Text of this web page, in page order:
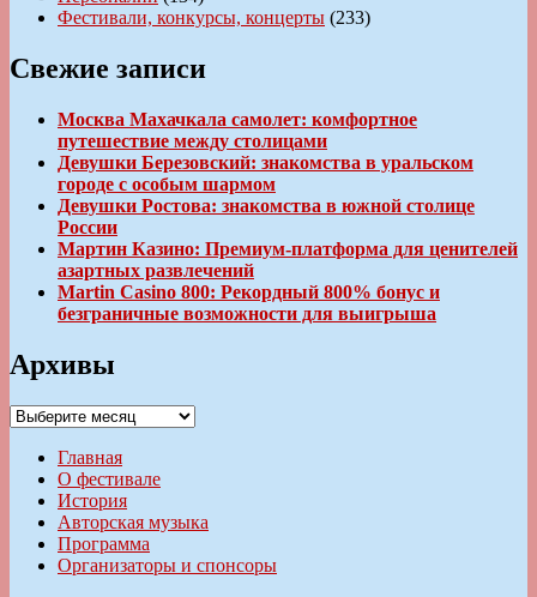
Фестивали, конкурсы, концерты (233)
Свежие записи
Москва Махачкала самолет: комфортное
путешествие между столицами
Девушки Березовский: знакомства в уральском
городе с особым шармом
Девушки Ростова: знакомства в южной столице
России
Мартин Казино: Премиум-платформа для ценителей
азартных развлечений
Martin Casino 800: Рекордный 800% бонус и
безграничные возможности для выигрыша
Архивы
Архивы
Главная
О фестивале
История
Авторская музыка
Программа
Организаторы и спонсоры